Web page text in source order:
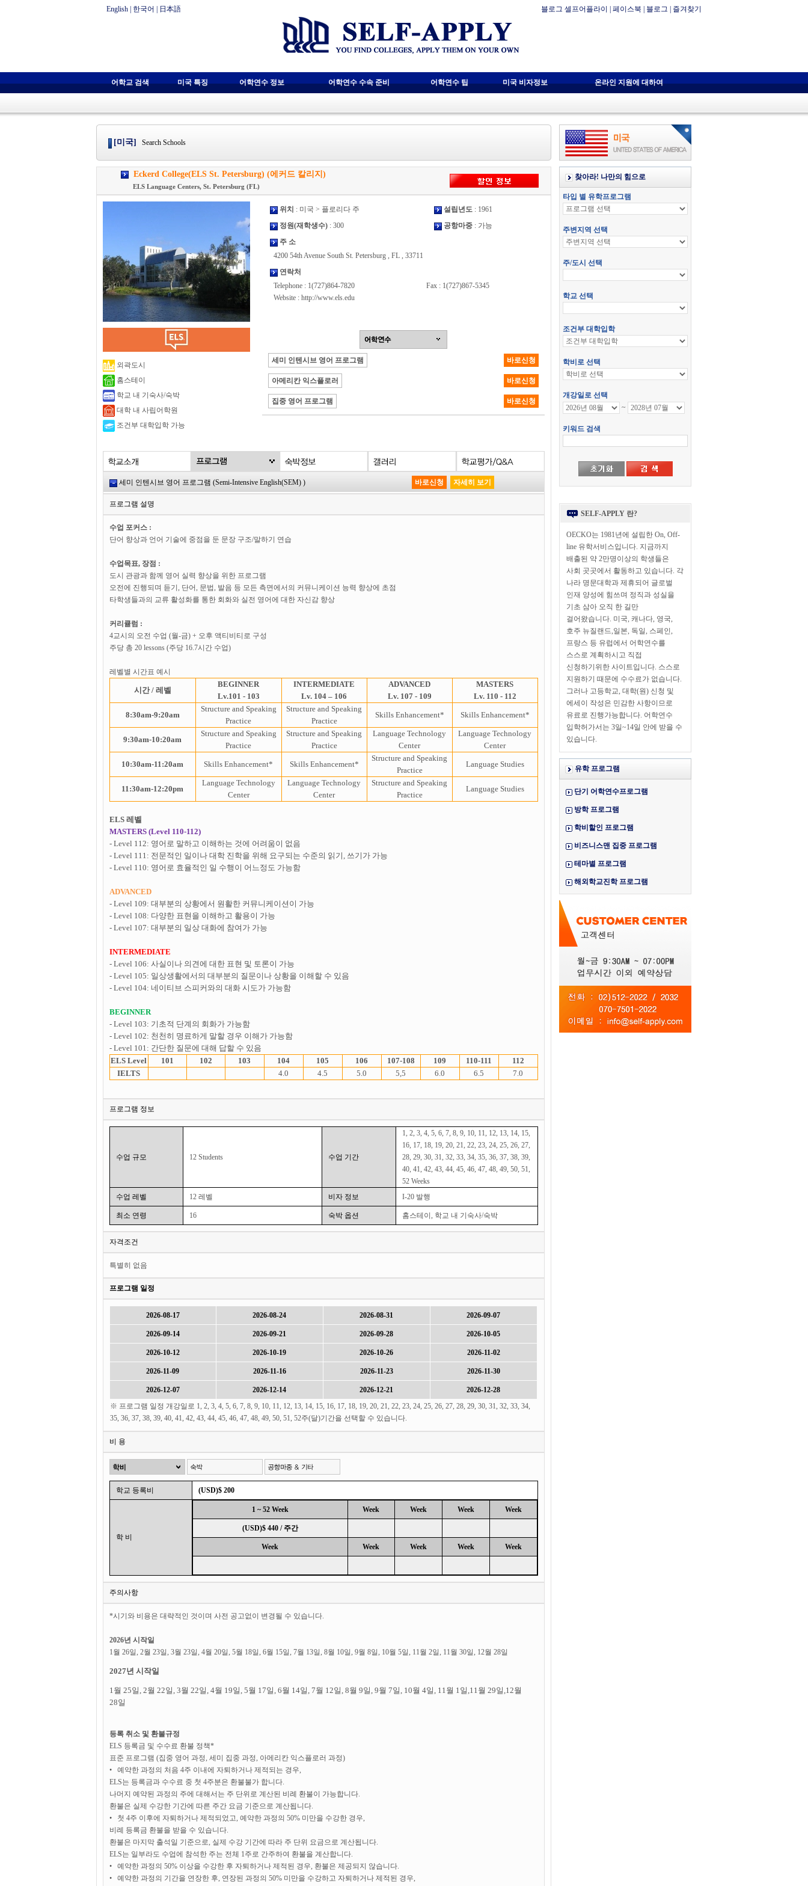
English 한국어 日本語 블로그 셀프어플라이 페이스북 블로그 즐겨찾기
어학교 검색 미국 특징 어학연수 정보 어학연수 수속 준비 어학연수 팁 미국 비자정보 온라인 지원에 대하여
[미국] Search Schools
Eckerd College(ELS St. Petersburg) (에커드 칼리지)
ELS Language Centers, St. Petersburg (FL)
외곽도시
홈스테이
학교 내 기숙사/숙박
대학 내 사립어학원
조건부 대학입학 가능
위치 : 미국 > 플로리다 주 설립년도: 1961
정원(재학생수): 300 공항마중: 가능
주 소
4200 54th Avenue South St. Petersburg , FL , 33711
연락처
Telephone : 1(727)864-7820
Fax : 1(727)867-5345
Website : http://www.els.edu
세미 인텐시브 영어 프로그램 바로신청
아메리칸 익스플로러 바로신청
집중 영어 프로그램 바로신청
세미 인텐시브 영어 프로그램 (Semi-Intensive English(SEM) ) 바로신청 자세히 보기
프로그램 설명
수업 포커스 :
단어 향상과 언어 기술에 중점을 둔 문장 구조/말하기 연습
수업목표, 장점 :
도시 관광과 함께 영어 실력 향상을 위한 프로그램
오전에 진행되며 듣기, 단어, 문법, 발음 등 모든 측면에서의 커뮤니케이션 능력 향상에 초점
타학생들과의 교류 활성화를 통한 회화와 실전 영어에 대한 자신감 향상
커리큘럼 :
4교시의 오전 수업 (월-금) + 오후 액티비티로 구성
주당 총 20 lessons (주당 16.7시간 수업)
레벨별 시간표 예시
시간 / 레벨
BEGINNER
Lv.101 - 103
INTERMEDIATE
Lv. 104 – 106
ADVANCED
Lv. 107 - 109
MASTERS
Lv. 110 - 112
8:30am-9:20am
Structure and Speaking
Practice
Structure and Speaking
Practice
Skills Enhancement* Skills Enhancement*
9:30am-10:20am
Structure and Speaking
Practice
Structure and Speaking
Practice
Language Technology
Center
Language Technology
Center
10:30am-11:20am Skills Enhancement* Skills Enhancement*
Structure and Speaking
Practice
Language Studies
11:30am-12:20pm
Language Technology
Center
Language Technology
Center
Structure and Speaking
Practice
Language Studies
ELS 레벨
MASTERS (Level 110-112)
- Level 112: 영어로 말하고 이해하는 것에 어려움이 없음
- Level 111: 전문적인 일이나 대학 진학을 위해 요구되는 수준의 읽기, 쓰기가 가능
- Level 110: 영어로 효율적인 일 수행이 어느정도 가능함
ADVANCED
- Level 109: 대부분의 상황에서 원활한 커뮤니케이션이 가능
- Level 108: 다양한 표현을 이해하고 활용이 가능
- Level 107: 대부분의 일상 대화에 참여가 가능
INTERMEDIATE
- Level 106: 사실이나 의견에 대한 표현 및 토론이 가능
- Level 105: 일상생활에서의 대부분의 질문이나 상황을 이해할 수 있음
- Level 104: 네이티브 스피커와의 대화 시도가 가능함
BEGINNER
- Level 103: 기초적 단계의 회화가 가능함
- Level 102: 천천히 명료하게 말할 경우 이해가 가능함
- Level 101: 간단한 질문에 대해 답할 수 있음
ELS Level
101 102 103 104 105 106 107-108 109 110-111
112
IELTS
4.0 4.5 5.0 5,5 6.0 6.5 7.0
프로그램 정보
수업 규모 12 Students 수업 기간
1, 2, 3, 4, 5, 6, 7, 8, 9, 10, 11, 12, 13, 14, 15,
16, 17, 18, 19, 20, 21, 22, 23, 24, 25, 26, 27,
28, 29, 30, 31, 32, 33, 34, 35, 36, 37, 38, 39,
40, 41, 42, 43, 44, 45, 46, 47, 48, 49, 50, 51,
52 Weeks
수업 레벨
12 레벨 비자 정보 I-20 발행
최소 연령 16 숙박 옵션 홈스테이, 학교 내 기숙사/숙박
자격조건
특별히 없음
프로그램 일정
2026-08-17 2026-08-24 2026-08-31 2026-09-07
2026-09-14 2026-09-21 2026-09-28 2026-10-05
2026-10-12 2026-10-19 2026-10-26 2026-11-02
2026-11-09 2026-11-16 2026-11-23 2026-11-30
2026-12-07 2026-12-14 2026-12-21
2026-12-28
※ 프로그램 일정 개강일로 1, 2, 3, 4, 5, 6, 7, 8, 9, 10, 11, 12, 13, 14, 15, 16, 17, 18, 19, 20, 21, 22, 23, 24, 25, 26, 27, 28, 29, 30, 31, 32, 33, 34,
35, 36, 37, 38, 39, 40, 41, 42, 43, 44, 45, 46, 47, 48, 49, 50, 51, 52주(달)기간을 선택할 수 있습니다.
비 용
학교 등록비 (USD)$ 200
학 비
1 ~ 52 Week Week Week Week Week
(USD)$ 440 / 주간
Week Week Week Week Week
주의사항
*시기와 비용은 대략적인 것이며 사전 공고없이 변경될 수 있습니다.
2026년 시작일
1월 26일, 2월 23일, 3월 23일, 4월 20일, 5월 18일, 6월 15일, 7월 13일, 8월 10일, 9월 8일, 10월 5일, 11월 2일, 11월 30일, 12월 28일
2027년 시작일
1월 25일 , 2월 22일 , 3월 22일 , 4월 19일 , 5월 17일 , 6월 14일 , 7월 12일 , 8월 9일 , 9월 7일 , 10월 4일 , 11월 1일 ,11월 29일 ,12월
28일
등록 취소 및 환불규정
ELS 등록금 및 수수료 환불 정책*
표준 프로그램 (집중 영어 과정, 세미 집중 과정, 아메리칸 익스플로러 과정)
• 예약한 과정의 처음 4주 이내에 자퇴하거나 제적되는 경우,
ELS는 등록금과 수수료 중 첫 4주분은 환불불가 합니다.
나머지 예약된 과정의 주에 대해서는 주 단위로 계산된 비례 환불이 가능합니다.
환불은 실제 수강한 기간에 따른 주간 요금 기준으로 계산됩니다.
• 첫 4주 이후에 자퇴하거나 제적되었고, 예약한 과정의 50% 미만을 수강한 경우,
비례 등록금 환불을 받을 수 있습니다.
환불은 마지막 출석일 기준으로, 실제 수강 기간에 따라 주 단위 요금으로 계산됩니다.
ELS는 일부라도 수업에 참석한 주는 전체 1주로 간주하여 환불을 계산합니다.
• 예약한 과정의 50% 이상을 수강한 후 자퇴하거나 제적된 경우, 환불은 제공되지 않습니다.
• 예약한 과정의 기간을 연장한 후, 연장된 과정의 50% 미만을 수강하고 자퇴하거나 제적된 경우,
SELF-APPLY 란?
OECKO는 1981년에 설립한 On, Off-
line 유학서비스입니다. 지금까지
배출된 약 2만명이상의 학생들은
사회 곳곳에서 활동하고 있습니다. 각
나라 명문대학과 제휴되어 글로벌
인재 양성에 힘쓰며 정직과 성실을
기초 삼아 오직 한 길만
걸어왔습니다. 미국, 캐나다, 영국,
호주 뉴질랜드,일본, 독일, 스페인,
프랑스 등 유럽에서 어학연수를
스스로 계획하시고 직접
신청하기위한 사이트입니다. 스스로
지원하기 때문에 수수료가 없습니다.
그러나 고등학교, 대학(원) 신청 및
에세이 작성은 민감한 사항이므로
유료로 진행가능합니다. 어학연수
입학허가서는 3일~14일 안에 받을 수
있습니다.
유학 프로그램
단기 어학연수프로그램
방학 프로그램
학비할인 프로그램
비즈니스맨 집중 프로그램
테마별 프로그램
해외학교진학 프로그램